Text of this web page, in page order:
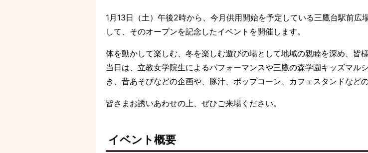
1月13日（土）午後2時から、今月供用開始を予定している三鷹台駅前
して、そのオープンを記念したイベントを開催します。
体を動かして楽しむ、冬を楽しむ遊びの場として地域の親睦を深め、皆
当日は、立教女学院生によるパフォーマンスや三鷹の森学園キッズマル
き、昔あそびなどの企画や、豚汁、ポップコーン、カフェスタンドなど
皆さまお誘いあわせの上、ぜひご来場ください。
イベント概要